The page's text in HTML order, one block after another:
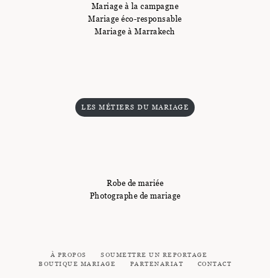
Mariage à la campagne
Mariage éco-responsable
Mariage à Marrakech
LES MÉTIERS DU MARIAGE
Robe de mariée
Photographe de mariage
À PROPOS
SOUMETTRE UN REPORTAGE
BOUTIQUE MARIAGE
PARTENARIAT CONTACT